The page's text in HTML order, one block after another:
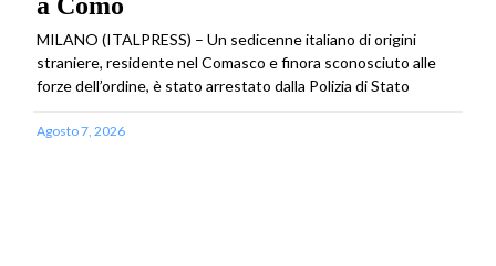
MILANO (ITALPRESS) – Un sedicenne italiano di origini
straniere, residente nel Comasco e finora sconosciuto alle
forze dell’ordine, è stato arrestato dalla Polizia di Stato
Agosto 7, 2026